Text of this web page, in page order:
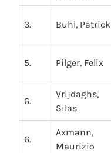
3. Buhl, Patrick
5. Pilger, Felix
6.
Vrijdaghs,
Silas
6.
Axmann,
Maurizio